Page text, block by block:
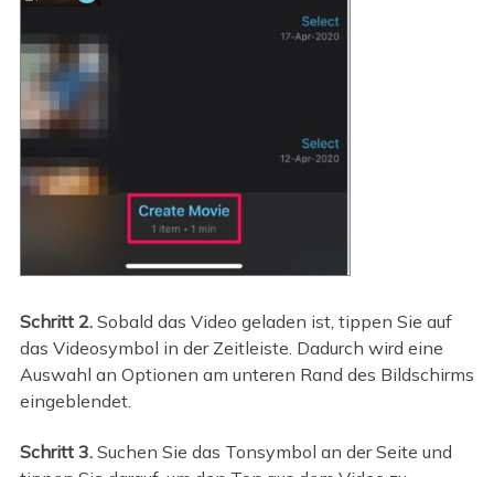
Schritt 2.Sobald das Video geladen ist, tippen Sie auf
das Videosymbol in der Zeitleiste. Dadurch wird eine
Auswahl an Optionen am unteren Rand des Bildschirms
eingeblendet.
Schritt 3.Suchen Sie das Tonsymbol an der Seite und